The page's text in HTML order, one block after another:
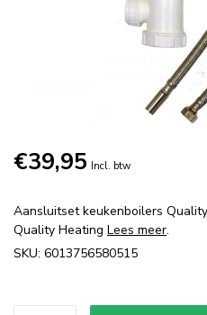
€39,95 Incl. btw
Aansluitset keukenboilers
Quality Heating Lees meer.
SKU: 6013756580515